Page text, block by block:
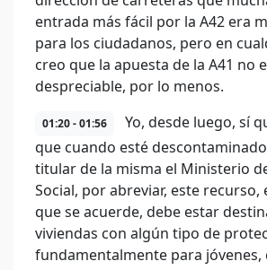
entrada más fácil por la A42 era
para los ciudadanos, pero en
creo que la apuesta de la A41 no
despreciable, por lo menos.
01:20 - 01:56
Yo, desde luego, sí
que cuando esté
titular de la misma el Ministerio
Social, por abreviar, este recurso,
que se acuerde, debe estar
viviendas con algún tipo de
fundamentalmente para jóvenes,